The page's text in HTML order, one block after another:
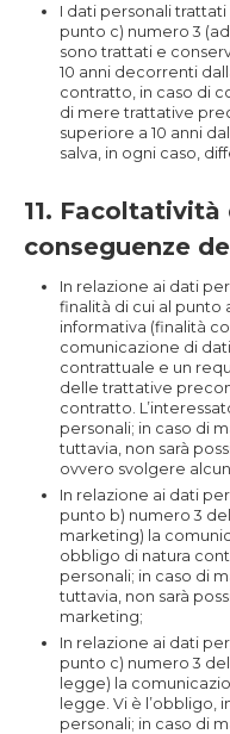
I dati personali
punto c) numero 3
sono trattati e
10 anni decorrenti
contratto, in caso di
di mere trattative
superiore a 10 anni
salva, in ogni caso,
11.
conseguenze
In relazione ai dati
finalità di cui al punto
informativa (finalità
comunicazione di
contrattuale e un
delle trattative
contratto.
personali; in caso di
tuttavia, non sarà
ovvero svolgere
In relazione ai dati
punto b) numero 3
marketing) la
obbligo di natura
personali; in caso di
tuttavia, non sarà
marketing;
In relazione ai dati
punto c) numero 3
legge) la
legge. Vi è l’obbligo,
personali; in caso di